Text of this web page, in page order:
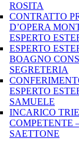
ROSITA
CONTRATTO
D’OPERA
ESPERTO
ESPERTO
BOAGNO
SEGRETERIA
ESPERTO
SAMUELE
INCARICO
COMPETENTE
SAETTONE